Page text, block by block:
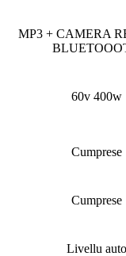
MP3 + CAMERA
60v 400w
Cumprese
Cumprese
Livellu auto